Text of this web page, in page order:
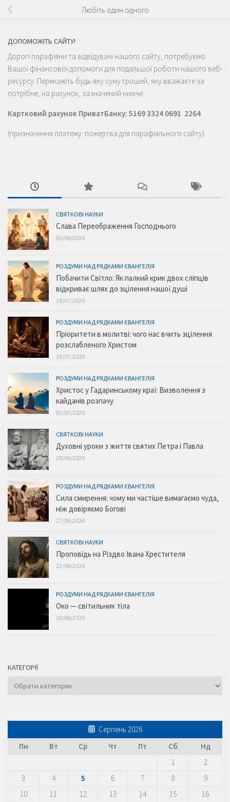
Любіть один одного
ДОПОМОЖІТЬ САЙТУ!
Дорогі парафіяни та відвідувачі нашого сайту, потребуємо
Вашої фінансової допомоги для подальшої роботи нашого веб-
ресурсу. Перекажіть будь-яку суму грошей, яку вважаєте за
потрібне, на рахунок, зазначений нижче.
Картковий рахунок ПриватБанку: 5169 3324 0691 2264
(призначення платежу: пожертва для парафіяльного сайту)
СВЯТКОВІ НАУКИ
Слава Переображення Господнього
05/08/2026
РОЗДУМИ НАД РЯДКАМИ ЄВАНГЕЛІЯ
Побачити Світло: Як палкий крик двох сліпців
відкриває шлях до зцілення нашої душі
18/07/2026
РОЗДУМИ НАД РЯДКАМИ ЄВАНГЕЛІЯ
Пріоритети в молитві: чого нас вчить зцілення
розслабленого Христом
10/07/2026
РОЗДУМИ НАД РЯДКАМИ ЄВАНГЕЛІЯ
Христос у Гадаринському краї: Визволення з
кайданів розпачу
03/07/2026
СВЯТКОВІ НАУКИ
Духовні уроки з життя святих Петра і Павла
28/06/2026
РОЗДУМИ НАД РЯДКАМИ ЄВАНГЕЛІЯ
Сила смирення: чому ми частіше вимагаємо чуда,
ніж довіряємо Богові
27/06/2026
СВЯТКОВІ НАУКИ
Проповідь на Різдво Івана Хрестителя
23/06/2026
РОЗДУМИ НАД РЯДКАМИ ЄВАНГЕЛІЯ
Око — світильник тіла
18/06/2026
КАТЕГОРІЇ
Категорії
Серпень 2026
Пн
Вт Ср Чт Пт Сб
Нд
1
2
3
4 5 6 7 8
9
10
11 12 13 14 15
16